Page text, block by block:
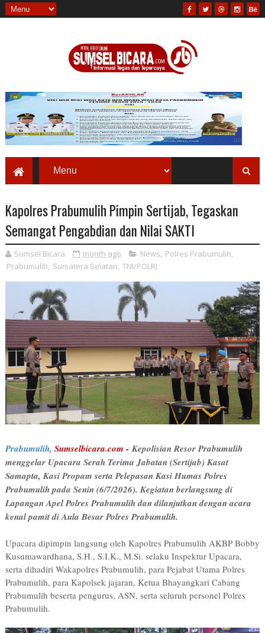
Kapolres Prabumulih Pimpin Sertijab, Tegaskan
Semangat Pengabdian dan Nilai SAKTI
Sumsel Bicara month ago News, Polres Prabumulih,
Prabumulih, Sumatera Selatan, TNI/POLRI
Prabumulih, Sumselbicara.com - Kepolisian Resor Prabumulih
menggelar Upacara Serah Terima Jabatan (Sertijab) Kasat
Samapta, Kasi Propam serta Pelepasan Kasi Humas Polres
Prabumulih pada Senin (6/7/2026). Kegiatan berlangsung di
Lapangan Apel Polres Prabumulih dan dilanjutkan dengan acara
kenal pamit di Aula Besar Polres Prabumulih.
Upacara dipimpin langsung oleh Kapolres Prabumulih AKBP Bobby
Kusumawardhana, S.H., S.I.K., M.Si. selaku Inspektur Upacara,
serta dihadiri Wakapolres Prabumulih, para Pejabat Utama Polres
Prabumulih, para Kapolsek jajaran, Ketua Bhayangkari Cabang
Prabumulih beserta pengurus, ASN, serta seluruh personel Polres
Prabumulih.